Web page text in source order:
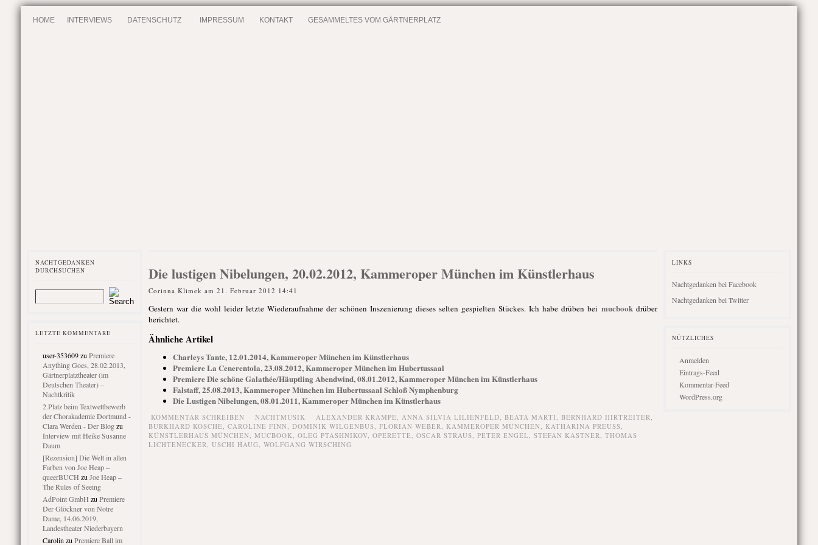
HOME INTERVIEWS DATENSCHUTZ IMPRESSUM KONTAKT GESAMMELTES VOM GÄRTNERPLATZ
NACHTGEDANKEN
DURCHSUCHEN
LETZTE KOMMENTARE
user-353609zu Premiere
Anything Goes, 28.02.2013,
Gärtnerplatztheater (im
Deutschen Theater) –
Nachtkritik
2.Platz beim Textwettbewerb
der Chorakademie Dortmund -
Clara Werden - Der Blogzu
Interview mit Heike Susanne
Daum
[Rezension] Die Welt in allen
Farben von Joe Heap –
queerBUCH zu Joe Heap –
The Rules of Seeing
AdPoint GmbH zu Premiere
Der Glöckner von Notre
Dame, 14.06.2019,
Landestheater Niederbayern
Carolin zu Premiere Ball im
Die lustigen Nibelungen, 20.02.2012, Kammeroper München im Künstlerhaus
Corinna Klimek am 21. Februar 2012 14:41
Gestern war die wohl leider letzte Wiederaufnahme der schönen Inszenierung dieses selten gespielten Stückes. Ich habe drüben bei mucbookdrüber
berichtet.
Ähnliche Artikel
Charleys Tante, 12.01.2014, Kammeroper München im Künstlerhaus
Premiere La Cenerentola, 23.08.2012, Kammeroper München im Hubertussaal
Premiere Die schöne Galathée/Häuptling Abendwind, 08.01.2012, Kammeroper München im Künstlerhaus
Falstaff, 25.08.2013, Kammeroper München im Hubertussaal Schloß Nymphenburg
Die Lustigen Nibelungen, 08.01.2011, Kammeroper München im Künstlerhaus
KOMMENTAR SCHREIBEN NACHTMUSIK ALEXANDER KRAMPE, ANNA SILVIA LILIENFELD, BEATA MARTI, BERNHARD HIRTREITER,
BURKHARD KOSCHE, CAROLINE FINN, DOMINIK WILGENBUS, FLORIAN WEBER, KAMMEROPER MÜNCHEN, KATHARINA PREUSS ,
KÜNSTLERHAUS MÜNCHEN, MUCBOOK, OLEG PTASHNIKOV, OPERETTE, OSCAR STRAUS, PETER ENGEL, STEFAN KASTNER, THOMAS
LICHTENECKER, USCHI HAUG, WOLFGANG WIRSCHING
LINKS
Nachtgedanken bei Facebook
Nachtgedanken bei Twitter
NÜTZLICHES
Anmelden
Eintrags-Feed
Kommentar-Feed
WordPress.org